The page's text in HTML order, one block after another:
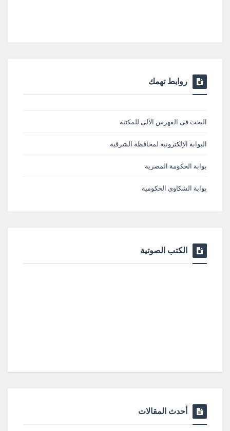
روابط تهمك
البحث فى الفهرس الآلى للمكتبة
البوابة الإلكترونية لمحافظة الشرقية
بوابة الحكومة المصرية
بوابة الشكاوى الحكومية
الكتب الصوتية
أحدث المقالات